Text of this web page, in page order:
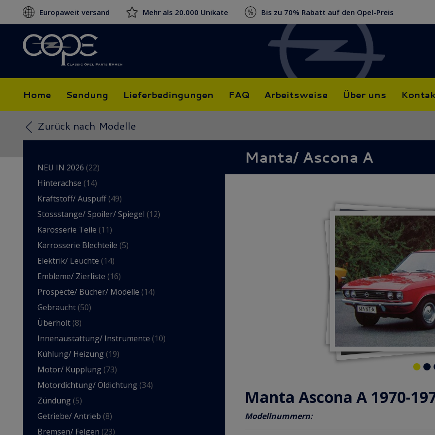
Europaweit versand Mehr als 20.000 Unikate Bis zu 70% Rabatt auf den Opel-Preis
Home Sendung Lieferbedingungen FAQ Arbeitsweise Über uns
Zurück nach Modelle
NEU IN 2026 (22)
Hinterachse (14)
Kraftstoff/ Auspuff(49)
Stossstange/ Spoiler/ Spiegel (12)
Karosserie Teile (11)
Karrosserie Blechteile (5)
Elektrik/ Leuchte (14)
Embleme/ Zierliste (16)
Prospecte/ Bücher/ Modelle (14)
Gebraucht (50)
Überholt (8)
Innenaustattung/ Instrumente (10)
Kühlung/ Heizung (19)
Motor/ Kupplung (73)
Motordichtung/ Öldichtung (34)
Zündung (5)
Getriebe/ Antrieb (8)
Bremsen/ Felgen (23)
Manta/ Ascona A
Manta Ascona A 1970-
Modellnummern: